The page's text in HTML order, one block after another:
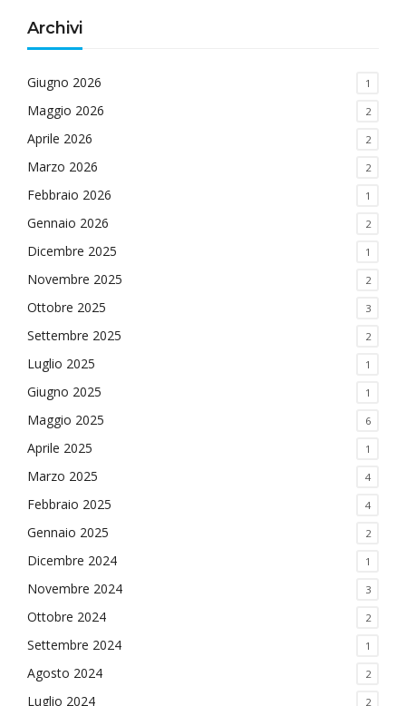
Archivi
Giugno 2026 1
Maggio 2026 2
Aprile 2026 2
Marzo 2026 2
Febbraio 2026 1
Gennaio 2026 2
Dicembre 2025 1
Novembre 2025 2
Ottobre 2025 3
Settembre 2025 2
Luglio 2025 1
Giugno 2025 1
Maggio 2025 6
Aprile 2025 1
Marzo 2025 4
Febbraio 2025 4
Gennaio 2025 2
Dicembre 2024 1
Novembre 2024 3
Ottobre 2024 2
Settembre 2024 1
Agosto 2024 2
Luglio 2024 2